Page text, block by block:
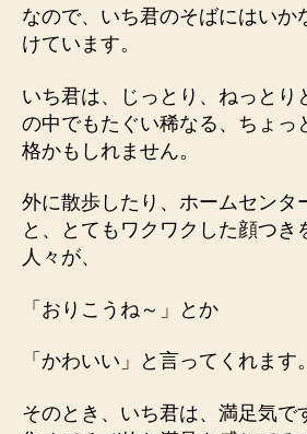
なので、いち君のそばにはいか
けています。
いち君は、じっとり、ねっとり
の中でもたぐい稀なる、ちょっ
格かもしれません。
外に散歩したり、ホームセンタ
と、とてもワクワクした顔つき
人々が、
「おりこうね～」とか
「かわいい」と言ってくれます。
そのとき、いち君は、満足気で